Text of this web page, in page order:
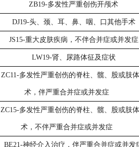
ZB19-多发性严重创伤开颅术
DJ19-头、颈、耳、鼻、咽、口其他手术
JS15-重大皮肤疾病，不伴合并症或并发症
LW19-肾、尿路体征及症状
ZC11-多发性严重创伤的脊柱、髋、股或肢
术，伴严重合并症或并发症
ZC15-多发性严重创伤的脊柱、髋、股或肢
术，不伴严重合并症或并发症
BE21-神经介入治疗，伴严重合并症或并发